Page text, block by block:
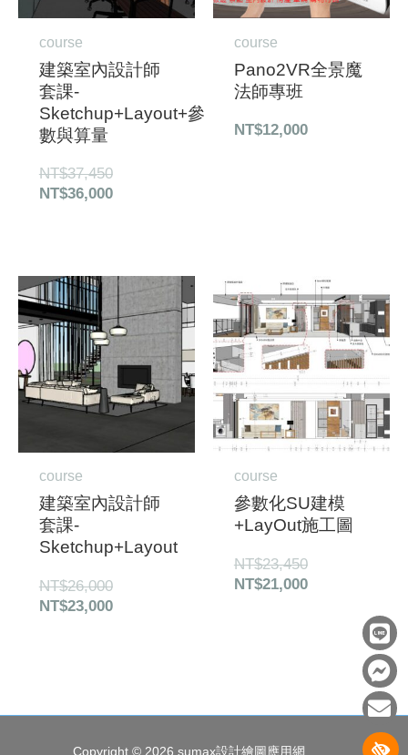
L
i
n
e
F
a
c
e
b
o
E
n
v
e
l
o
course
建築室內設計師
套課-
Sketchup+Layout+參
數與算量
NT$37,450
NT$36,000
course
Pano2VR全景魔
法師專班
NT$12,000
course
建築室內設計師
套課-
Sketchup+Layout
NT$26,000
原
價
NT$26,000。
NT$23,000
目
價
NT$23,000。
course
參數化SU建模
+LayOut施工圖
NT$23,450
原
始
價
格：
NT$23,450。
NT$21,000
目
前
價
格：
NT$21,000。
Copyright © 2026 sumax設計繪圖應用網